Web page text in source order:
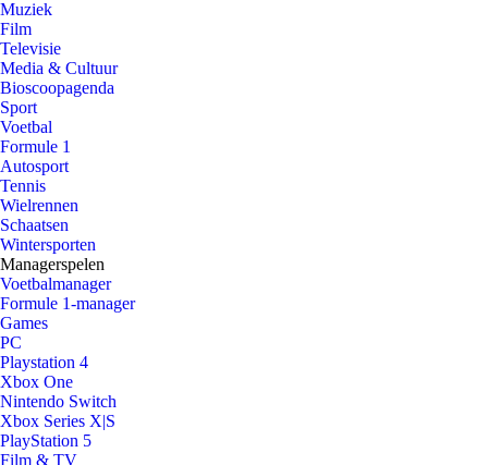
Muziek
Film
Televisie
Media & Cultuur
Bioscoopagenda
Sport
Voetbal
Formule 1
Autosport
Tennis
Wielrennen
Schaatsen
Wintersporten
Managerspelen
Voetbalmanager
Formule 1-manager
Games
PC
Playstation 4
Xbox One
Nintendo Switch
Xbox Series X|S
PlayStation 5
Film & TV